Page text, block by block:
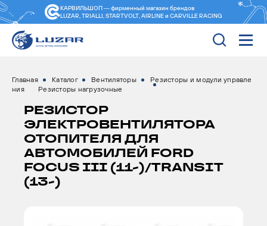
КАРВИЛЬШОП — фирменный магазин брендов
LUZAR, TRIALLI, STARTVOLT, AIRLINE и CARVILLE RACING
Главная Каталог Вентиляторы
Резисторы и модули управле
ния
Резисторы нагрузочные
РЕЗИСТОР
ЭЛЕКТРОВЕНТИЛЯТОРА
ОТОПИТЕЛЯ ДЛЯ
АВТОМОБИЛЕЙ FORD
FOCUS III (11-)/TRANSIT
(13-)